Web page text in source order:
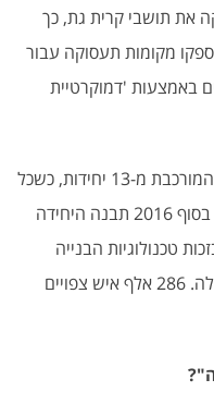
את תושבי קרית גת, כך
מקומות תעסוקה עבור
באמצעות 'דמוקרטיית
העיר צפויה להיבנות בצורה מודולרית המורכבת מ-13 יחידות, כשכל
יחידה מונה 22 אלף איש. על פי הצפי, בסוף 2016 תבנה היחידה
זאת בזכות טכנולוגיות הבנייה
החדשות המאפשרות בניה מהירה ויעילה. 286 אלף איש צפויים